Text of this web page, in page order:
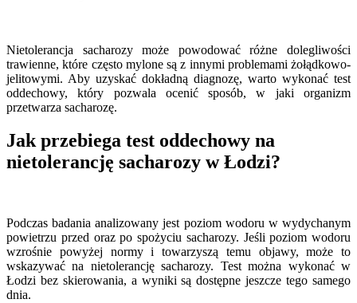
Nietolerancja sacharozy może powodować różne dolegliwości
trawienne, które często mylone są z innymi problemami żołądkowo-
jelitowymi. Aby uzyskać dokładną diagnozę, warto wykonać test
oddechowy, który pozwala ocenić sposób, w jaki organizm
przetwarza sacharozę.
Jak przebiega test oddechowy na
nietolerancję sacharozy w Łodzi?
Podczas badania analizowany jest poziom wodoru w wydychanym
powietrzu przed oraz po spożyciu sacharozy. Jeśli poziom wodoru
wzrośnie powyżej normy i towarzyszą temu objawy, może to
wskazywać na nietolerancję sacharozy. Test można wykonać w
Łodzi bez skierowania, a wyniki są dostępne jeszcze tego samego
dnia.